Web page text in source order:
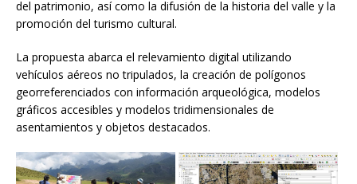
del patrimonio, así como la difusión de la historia del valle y la
promoción del turismo cultural.
La propuesta abarca el relevamiento digital utilizando
vehículos aéreos no tripulados, la creación de polígonos
georreferenciados con información arqueológica, modelos
gráficos accesibles y modelos tridimensionales de
asentamientos y objetos destacados.